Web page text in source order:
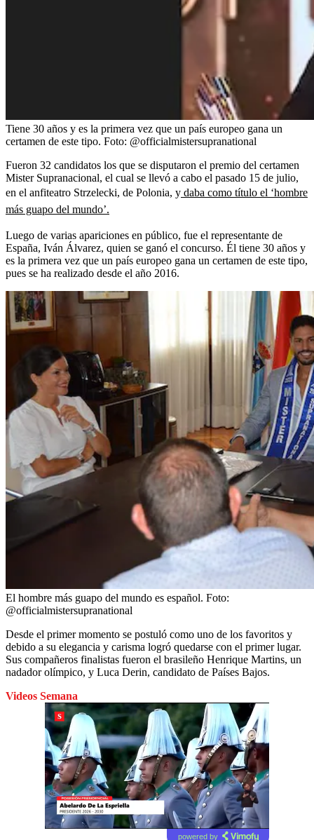
Tiene 30 años y es la primera vez que un país europeo gana un
certamen de este tipo. Foto: @officialmistersupranational
Fueron 32 candidatos los que se disputaron el premio del certamen
Mister Supranacional, el cual se llevó a cabo el pasado 15 de julio,
en el anfiteatro Strzelecki, de Polonia, y daba como título el ‘hombre
más guapo del mundo’.
Luego de varias apariciones en público, fue el representante de
España, Iván Álvarez, quien se ganó el concurso. Él tiene 30 años y
es la primera vez que un país europeo gana un certamen de este tipo,
pues se ha realizado desde el año 2016.
El hombre más guapo del mundo es español. Foto:
@officialmistersupranational
Desde el primer momento se postuló como uno de los favoritos y
debido a su elegancia y carisma logró quedarse con el primer lugar.
Sus compañeros finalistas fueron el brasileño Henrique Martins, un
nadador olímpico, y Luca Derin, candidato de Países Bajos.
Videos Semana
powered by